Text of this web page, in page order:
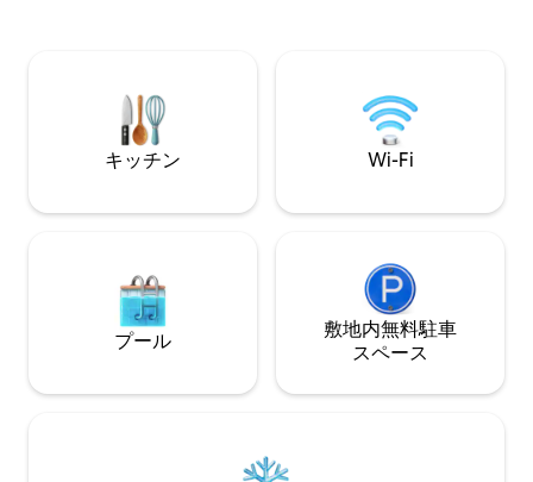
ル、ベッドリネン、定期清掃が含まれて
キッチン Wi-Fi
プール
敷地内無料駐⁠車
ス⁠ペ⁠ー⁠ス